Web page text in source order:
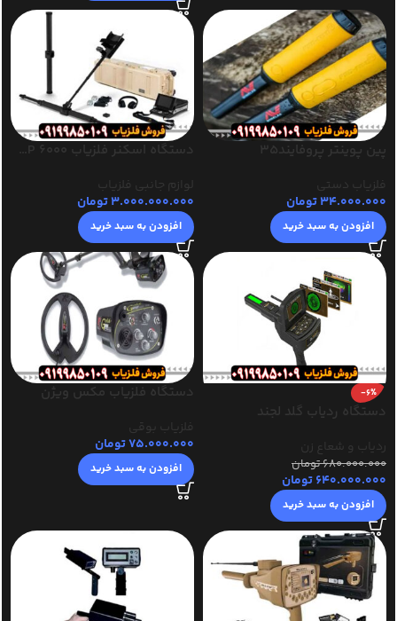
پین پوینتر پروفایند35
فلزیاب دستی
34.000.000تومان
افزودن به سبد خرید
لوازم جانبی فلزیاب
3.000.000.000تومان
افزودن به سبد خرید
-6%
دستگاه ردیاب گلد لجند
ردیاب و شعاع زن
680.000.000تومان
640.000.000تومان
افزودن به سبد خرید
دستگاه فلزیاب مکس ویژن
فلزیاب بوقی
75.000.000تومان
افزودن به سبد خرید